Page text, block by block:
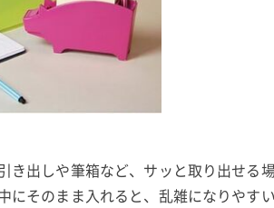
き出しや筆箱など、サッと取り出せる
にそのまま入れると、乱雑になりやす